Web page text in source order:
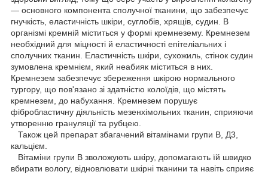
— основного компонента сполучної тканини, що забезпечує
гнучкість, еластичність шкіри, суглобів, хрящів, судин. В
організмі кремній міститься у формі кремнезему. Кремнезем
необхідний для міцності й еластичності епітеліальних і
сполучних тканин. Еластичність шкіри, сухожиль, стінок судин
зумовлена кремнієм, який неабияк міститься в них.
Кремнезем забезпечує збереження шкірою нормального
тургору, що пов'язано зі здатністю колоїдів, що містять
кремнезем, до набухання. Кремнезем порушує
фібробластичну діяльність мезенхімольних тканин, сприяючи
утворенню грануляції та рубцею.
Також цей препарат збагачений вітамінами групи B, Д3,
кальцієм.
Вітаміни групи B зволожують шкіру, допомагають їй швидко
вбирати вологу, відновлювати шкірні тканини та навіть сприяє